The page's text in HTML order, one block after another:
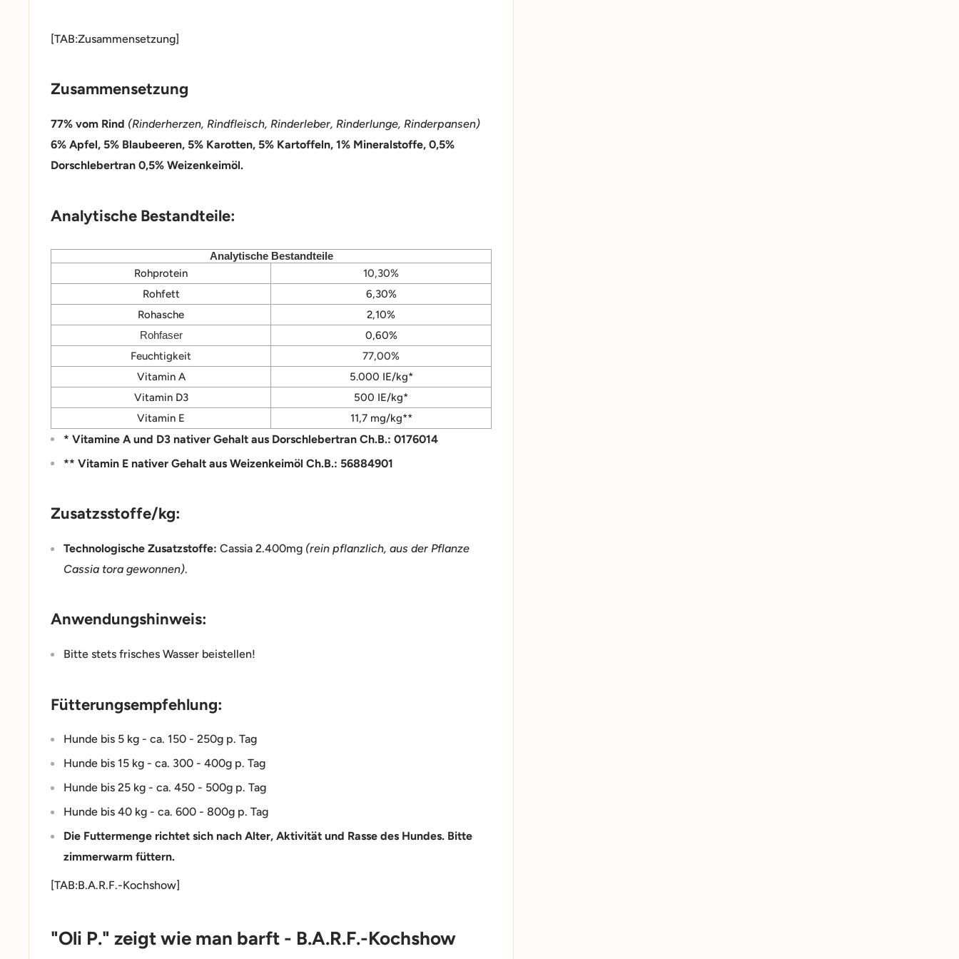
[TAB:Zusammensetzung]
Zusammensetzung
77% vom Rind (Rinderherzen, Rindfleisch, Rinderleber, Rinderlunge, Rinderpansen)
6% Apfel, 5% Blaubeeren, 5% Karotten, 5% Kartoffeln, 1% Mineralstoffe, 0,5%
Dorschlebertran 0,5% Weizenkeimöl.
Analytische Bestandteile:
Analytische Bestandteile
Rohprotein
10,30%
Rohfett
6,30%
Rohasche
2,10%
Rohfaser
0,60%
Feuchtigkeit
77,00%
Vitamin A
5.000 IE/kg*
Vitamin D3
500 IE/kg*
Vitamin E
11,7 mg/kg**
* Vitamine A und D3 nativer Gehalt aus Dorschlebertran Ch.B.: 0176014
** Vitamin E nativer Gehalt aus Weizenkeimöl Ch.B.: 56884901
Zusatzsstoffe/kg:
Technologische Zusatzstoffe: Cassia 2.400mg (rein pflanzlich, aus der Pflanze
Cassia tora gewonnen).
Anwendungshinweis:
Bitte stets frisches Wasser beistellen!
Fütterungsempfehlung:
Hunde bis 5 kg - ca. 150 - 250g p. Tag
Hunde bis 15 kg - ca. 300 - 400g p. Tag
Hunde bis 25 kg - ca. 450 - 500g p. Tag
Hunde bis 40 kg - ca. 600 - 800g p. Tag
Die Futtermenge richtet sich nach Alter, Aktivität und Rasse des Hundes. Bitte
zimmerwarm füttern.
[TAB:B.A.R.F.-Kochshow]
"Oli P." zeigt wie man barft - B.A.R.F.-Kochshow